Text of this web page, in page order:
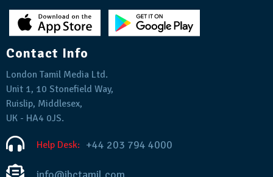
Contact Info
London Tamil Media Ltd.
Unit 1, 10 Stonefield Way,
Ruislip, Middlesex,
UK - HA4 0JS.
Help Desk: +44 203 794 4000